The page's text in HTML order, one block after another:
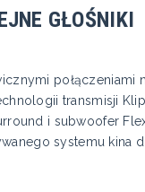
GŁOŚNIKI
połączeniami
transmisji
i subwoofer
systemu kina